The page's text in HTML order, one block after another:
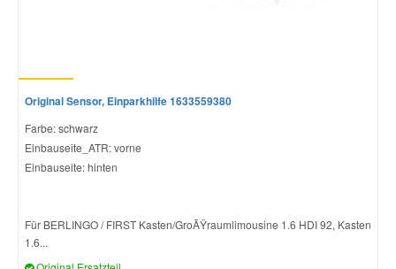
Original Sensor, Einparkhilfe 1633559380
Farbe: schwarz
Einbauseite_ATR: vorne
Einbauseite: hinten
Für BERLINGO / FIRST Kasten/GroÃŸraumlimousine 1.6 HDI 92, Kasten
1.6...